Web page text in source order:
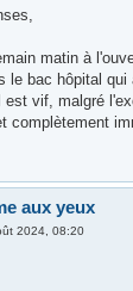
matin à
le bac hôpital
vif, malgré
complètement
aux yeux
2024, 08:20